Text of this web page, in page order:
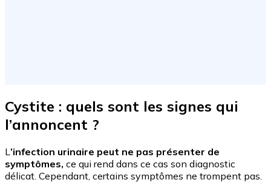
Cystite : quels sont les signes qui
l’annoncent ?
L’infection urinaire peut ne pas présenter de
symptômes, ce qui rend dans ce cas son diagnostic
délicat. Cependant, certains symptômes ne trompent pas.